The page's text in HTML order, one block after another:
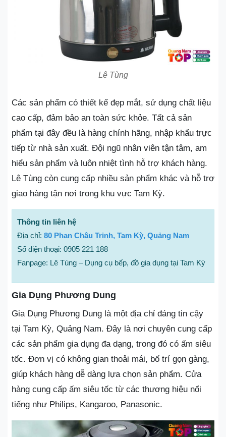
Lê Tùng
Các sản phẩm có thiết kế đẹp mắt, sử dụng chất liệu
cao cấp, đảm bảo an toàn sức khỏe. Tất cả sản
phẩm tại đây đều là hàng chính hãng, nhập khẩu trực
tiếp từ nhà sản xuất. Đội ngũ nhân viên tận tâm, am
hiểu sản phẩm và luôn nhiệt tình hỗ trợ khách hàng.
Lê Tùng còn cung cấp nhiều sản phẩm khác và hỗ trợ
giao hàng tận nơi trong khu vực Tam Kỳ.
Thông tin liên hệ
Địa chỉ: 80 Phan Châu Trinh, Tam Kỳ, Quảng Nam
Số điện thoại: 0905 221 188
Fanpage: Lê Tùng – Dụng cụ bếp, đồ gia dụng tại Tam Kỳ
Gia Dụng Phương Dung
Gia Dụng Phương Dung là một địa chỉ đáng tin cậy
tại Tam Kỳ, Quảng Nam. Đây là nơi chuyên cung cấp
các sản phẩm gia dụng đa dạng, trong đó có ấm siêu
tốc. Đơn vị có không gian thoải mái, bố trí gọn gàng,
giúp khách hàng dễ dàng lựa chọn sản phẩm. Cửa
hàng cung cấp ấm siêu tốc từ các thương hiệu nổi
tiếng như Philips, Kangaroo, Panasonic.